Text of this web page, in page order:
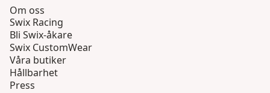
Om oss
Swix Racing
Bli Swix-åkare
Swix CustomWear
Våra butiker
Hållbarhet
Press